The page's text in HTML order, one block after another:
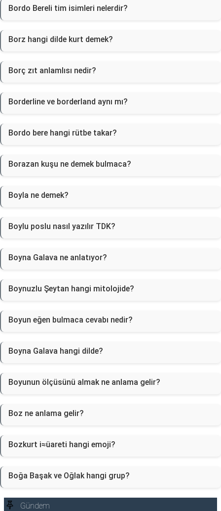
Bordo Bereli tim isimleri nelerdir?
Borz hangi dilde kurt demek?
Borç zıt anlamlısı nedir?
Borderline ve borderland aynı mı?
Bordo bere hangi rütbe takar?
Borazan kuşu ne demek bulmaca?
Boyla ne demek?
Boylu poslu nasıl yazılır TDK?
Boyna Galava ne anlatıyor?
Boynuzlu Şeytan hangi mitolojide?
Boyun eğen bulmaca cevabı nedir?
Boyna Galava hangi dilde?
Boyunun ölçüsünü almak ne anlama gelir?
Boz ne anlama gelir?
Bozkurt i≈üareti hangi emoji?
Boğa Başak ve Oğlak hangi grup?
Gündem